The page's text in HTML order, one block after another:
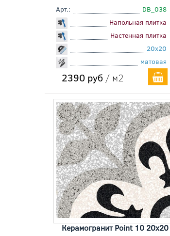
Арт.:
DB_038
Напольная плитка
Настенная плитка
20x20
матовая
2390 руб / м2
Керамогранит Point 10 20x20